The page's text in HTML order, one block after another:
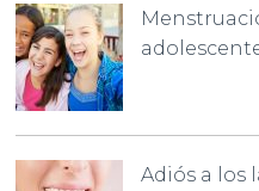
Adiós a los